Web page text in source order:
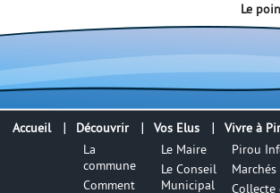
Le
Accueil
Découvrir
La
commune
Comment
Vos Elus
Le Maire
Le Conseil
Municipal
Vivre à
Pirou
Marchés
Collecte